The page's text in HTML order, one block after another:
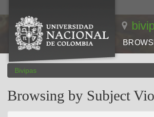
Bivipas
Browsing by Subject